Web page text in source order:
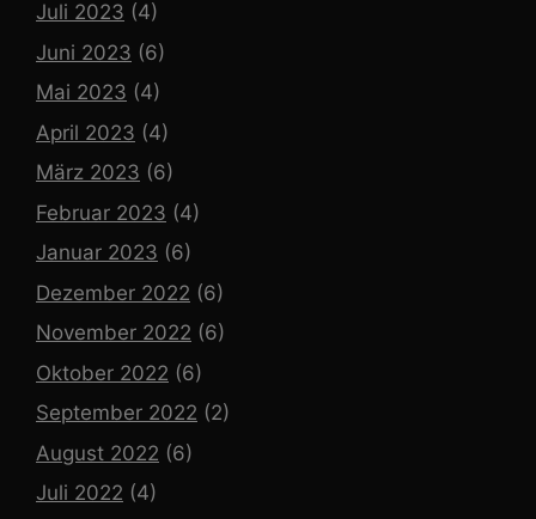
Juli 2023 (4)
Juni 2023 (6)
Mai 2023 (4)
April 2023 (4)
März 2023 (6)
Februar 2023 (4)
Januar 2023 (6)
Dezember 2022 (6)
November 2022 (6)
Oktober 2022 (6)
September 2022 (2)
August 2022 (6)
Juli 2022 (4)